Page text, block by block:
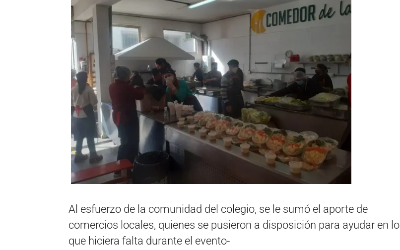
Al esfuerzo de la comunidad del colegio, se le sumó el aporte de
comercios locales, quienes se pusieron a disposición para ayudar en lo
que hiciera falta durante el evento-